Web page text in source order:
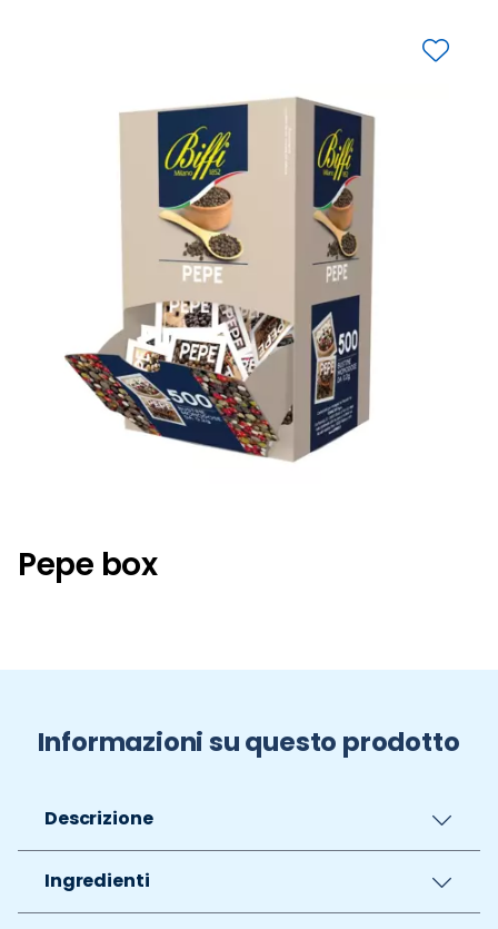
Pepe box
Informazioni su questo prodotto
Descrizione
Ingredienti